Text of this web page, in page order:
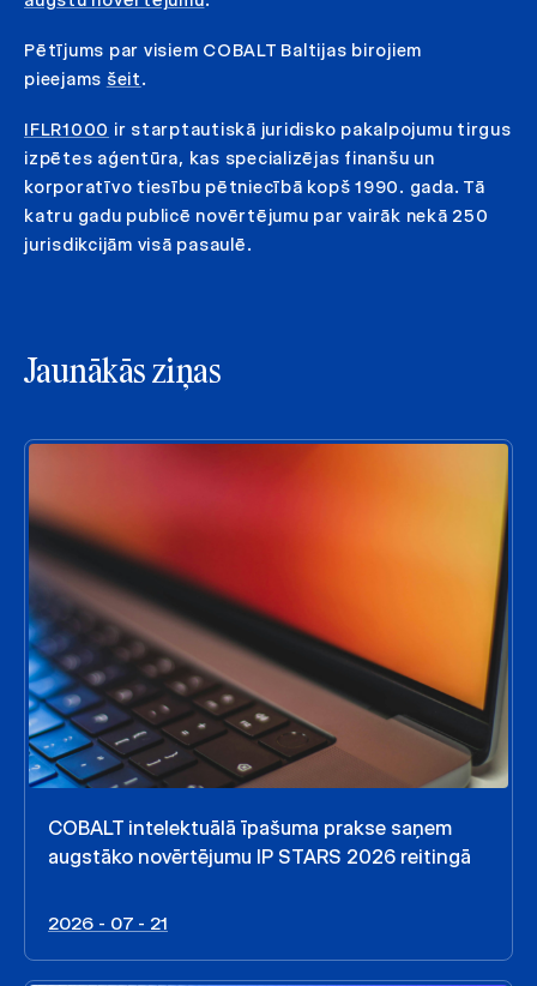
Pētījums par visiem COBALT Baltijas birojiem
pieejams šeit.
IFLR1000 ir starptautiskā juridisko pakalpojumu tirgus
izpētes aģentūra, kas specializējas finanšu un
korporatīvo tiesību pētniecībā kopš 1990. gada. Tā
katru gadu publicē novērtējumu par vairāk nekā 250
jurisdikcijām visā pasaulē.
Jaunākās ziņas
COBALT intelektuālā īpašuma prakse saņem
augstāko novērtējumu IP STARS 2026 reitingā
2026 - 07 - 21